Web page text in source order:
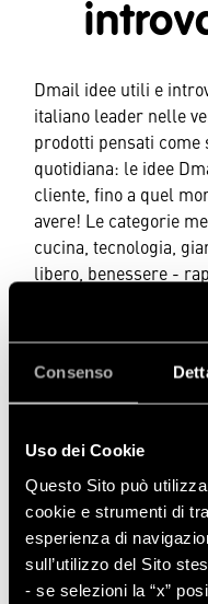
Consenso
Uso dei Cookie
Questo Sito può
cookie e strumenti di
esperienza di
sull’utilizzo del Sito
- se selezioni la “x”
Dmail idee utili e
italiano leader nelle
prodotti pensati come
quotidiana: le idee
cliente, fino a quel
avere! Le categorie
cucina, tecnologia,
libero, benessere -
di idee a misura di
tendenze del
indispensabili
microonde, si passa
arredare e
d’arredo e design!
Occhio di riguardo
proposte per la cura
casa e accessori
con se stessi ad ogni
sbizzarrirsi